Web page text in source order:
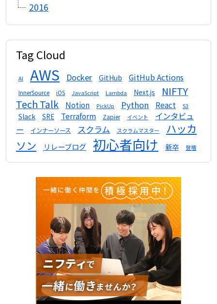
2016
Tag Cloud
AI AWS Docker GitHub GitHub Actions
InnerSource iOS JavaScript Lambda Next.js
NIFTY
Tech Talk
Notion PickUp Python React S3
Slack SRE Terraform Zapier イベント
インタビュ
ー
インナーソース スクラム スクラムマスター
ハッカ
ソン
リレーブログ 初心者向け 新卒 登壇